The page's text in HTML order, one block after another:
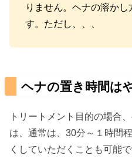
りません。ヘナの溶か
す。ただし、、、
ヘナの置き時間は
トリートメント目的の場合
は、通常は、30分～１時間
くしていただくことも可能で